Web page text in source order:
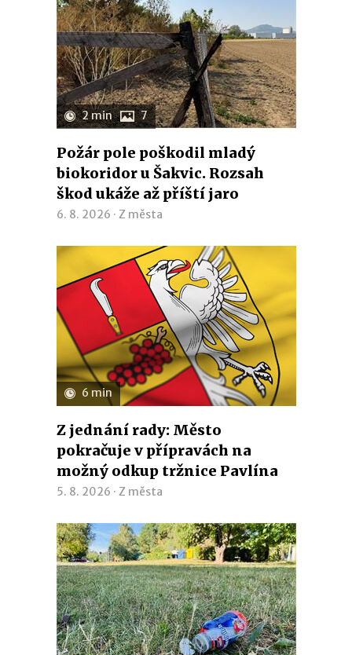
2 min 7
Požár pole poškodil mladý
biokoridor u Šakvic. Rozsah
škod ukáže až příští jaro
6. 8. 2026 · Z města
6 min
Z jednání rady: Město
pokračuje v přípravách na
možný odkup tržnice Pavlína
5. 8. 2026 · Z města